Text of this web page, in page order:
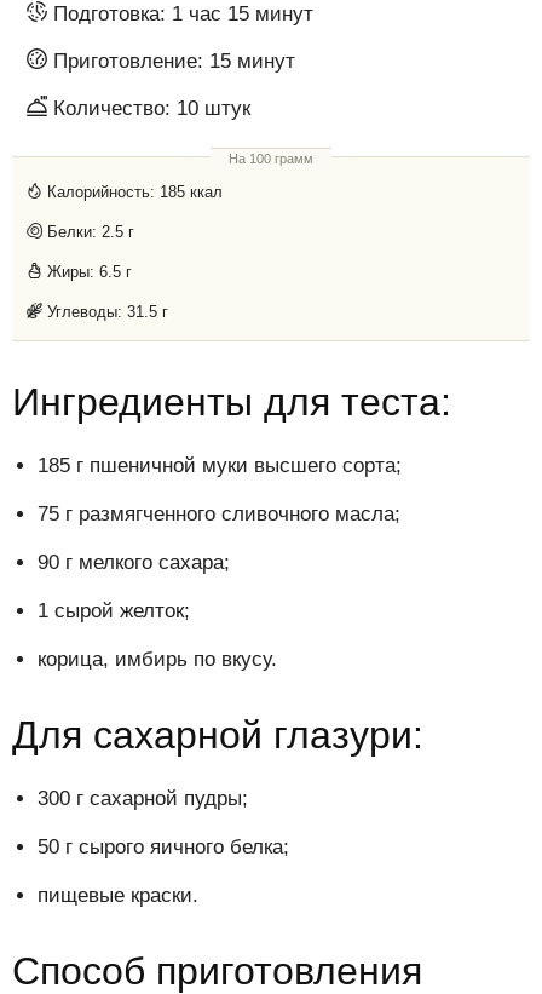
Подготовка: 1 час 15 минут
Приготовление: 15 минут
Количество: 10 штук
На 100 грамм
Калорийность: 185 ккал
Белки: 2.5 г
Жиры: 6.5 г
Углеводы: 31.5 г
Ингредиенты для теста:
185 г пшеничной муки высшего сорта;
75 г размягченного сливочного масла;
90 г мелкого сахара;
1 сырой желток;
корица, имбирь по вкусу.
Для сахарной глазури:
300 г сахарной пудры;
50 г сырого яичного белка;
пищевые краски.
Способ приготовления